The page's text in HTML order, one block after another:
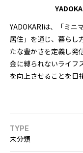
YADOKARIは、「ミニ
居住」を通じ、暮らし
たな豊かさを定義し発
金に縛られないライフ
を向上させることを目
TYPE
未分類